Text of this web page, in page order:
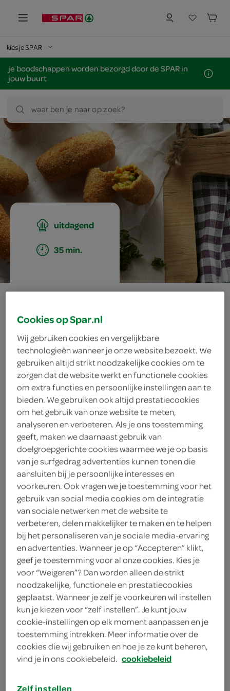
kies je SPAR
je boodschappen worden bezorgd door de SPAR in
jouw buurt
waar ben je naar op zoek?
uitdagend
35 min.
kroketten maken
ingrediënten
frituurolie
125 gram paneermeel
2 eieren
nootmuskaat
30 gram bloem
30 gram boter
300 gram runderpoelet
1 theelepel gedroogde tijm
1 laurierblaadje
1 ui
1 kleine winterwortel
400 milliliter vleesbouillon
tablet
kies je winkel
Cookies op Spar.nl
Wij gebruiken cookies en vergelijkbare
technologieën wanneer je onze website bezoekt. We
gebruiken altijd strikt noodzakelijke cookies om te
zorgen dat de website werkt en functionele cookies
om extra functies en persoonlijke instellingen aan te
bieden. We gebruiken ook altijd prestatiecookies
om het gebruik van onze website te meten,
analyseren en verbeteren. Als je ons toestemming
geeft, maken we daarnaast gebruik van
doelgroepgerichte cookies waarmee we je op basis
van je surfgedrag advertenties kunnen tonen die
aansluiten bij je persoonlijke interesses en
voorkeuren. Ook vragen we je toestemming voor het
gebruik van social media cookies om de integratie
van sociale netwerken met de website te
verbeteren, delen makkelijker te maken en te helpen
bij het personaliseren van je sociale media-ervaring
en advertenties. Wanneer je op “Accepteren” klikt,
geef je toestemming voor al onze cookies. Kies je
voor “Weigeren”? Dan worden alleen de strikt
noodzakelijke, functionele en prestatiecookies
geplaatst. Wanneer je zelf je voorkeuren wil instellen
kun je kiezen voor “zelf instellen”. Je kunt jouw
cookie-instellingen op elk moment aanpassen en je
toestemming intrekken. Meer informatie over de
cookies die wij gebruiken en hoe je ze kunt beheren,
vind je in ons cookiebeleid. cookiebeleid
Zelf instellen